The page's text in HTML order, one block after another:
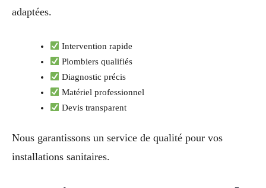
adaptées.
Intervention rapide
Plombiers qualifiés
Diagnostic précis
Matériel professionnel
Devis transparent
Nous garantissons un service de qualité pour vos
installations sanitaires.